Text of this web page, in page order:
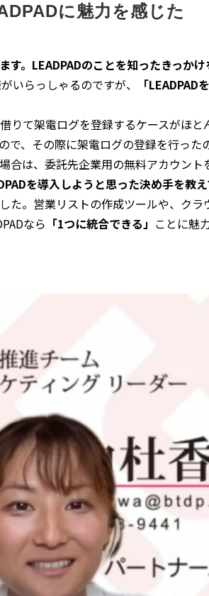
に魅力を感じた
。LEADPADのことを知ったきっかけ
いらっしゃるのですが、 「LEADPAD
て架電ログを登録するケースがほと
ので、その際に架電ログの登録を行った
は、委託先企業用の無料アカウント
を導入しようと思った決め手を教え
た。営業リストの作成ツールや、ク
なら 「1つに統合できる」 ことに魅